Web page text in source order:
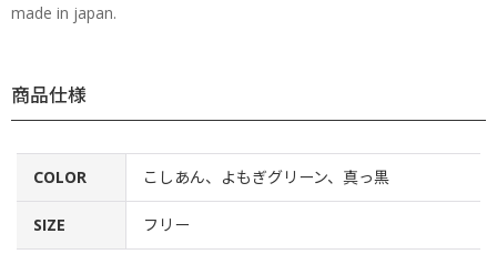
made in japan.
商品仕様
COLOR こしあん、よもぎグリーン、真っ黒
SIZE フリー